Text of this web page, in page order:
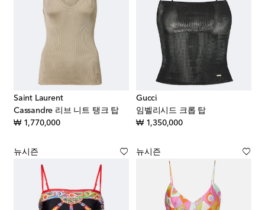
Saint Laurent
Cassandre 리브 니트 탱크 탑
₩ 1,770,000original price
Gucci
임벨리시드 크롭 탑
₩ 1,350,000original price
뉴시즌 뉴시즌